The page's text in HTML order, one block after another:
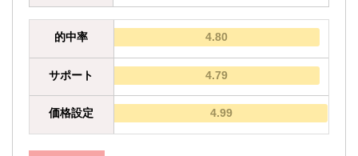
的中率 4.80
サポート 4.79
価格設定 4.99